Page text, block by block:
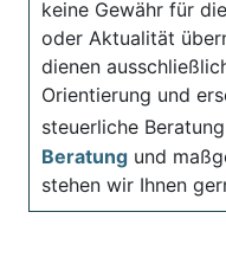
keine Gewähr für
oder Aktualität
dienen
Orientierung und
steuerliche
Beratung und
stehen wir Ihnen